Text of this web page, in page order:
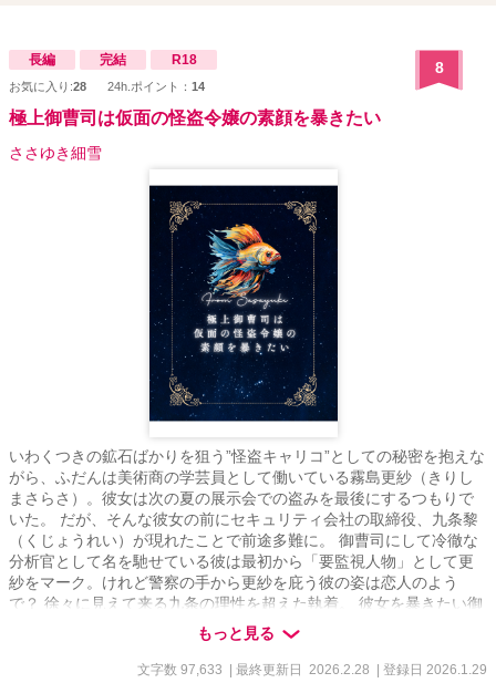
イクことにも、肉体的・精神的に、いとも簡単に順応するのだっ
た。 メリカと真也の愛の、具体的な交歓、その心理状態の思惑は、
あたかも、週刊少年ジャンプのバトルマンガのように熱く盛り上が
っていく、イク。 二人のやっていることは「エッチ」だけなのであ
しづつ分けて投稿していきますが、完成原稿は、２３章立て、約６
長編 完結 R18
お気に入り:28 24h.ポイント： 14
8
極上御曹司は仮面の怪盗令嬢の素顔を暴きたい
ささゆき細雪
いわくつきの鉱石ばかりを狙う”怪盗キャリコ”としての秘密を抱えな
がら、ふだんは美術商の学芸員として働いている霧島更紗（きりし
まさらさ）。彼女は次の夏の展示会での盗みを最後にするつもりで
いた。 だが、そんな彼女の前にセキュリティ会社の取締役、九条黎
（くじょうれい）が現れたことで前途多難に。 御曹司にして冷徹な
分析官として名を馳せている彼は最初から「要監視人物」として更
紗をマーク。けれど警察の手から更紗を庇う彼の姿は恋人のよう
で？ 徐々に見えて来る九条の理性を超えた執着。 彼女を暴きたい御
曹司の執着の果てにあるのは任務なのか、それとも本気の恋なのか
――。 「君が何者であっても構わない。俺の謎――俺の獲物でい
て」 これは、初めて出逢った瞬間に「堕ちてしまった」御曹司と、
もっと見る
文字数 97,633 | 最終更新日 2026.2.28 | 登録日 2026.1.29